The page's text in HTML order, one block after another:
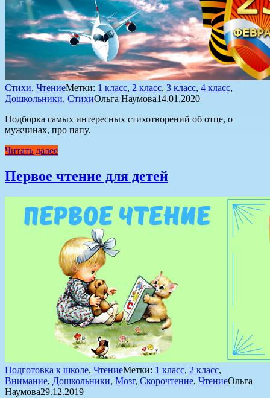
Стихи, ЧтениеМетки: 1 класс, 2 класс, 3 класс, 4 класс,
Дошкольники, СтихиОльга Наумова14.01.2020
Подборка самых интересных стихотворений об отце, о
мужчинах, про папу.
Читать далее
Первое чтение для детей
Подготовка к школе, ЧтениеМетки: 1 класс, 2 класс,
Внимание, Дошкольники, Мозг, Скорочтение, ЧтениеОльга
Наумова29.12.2019